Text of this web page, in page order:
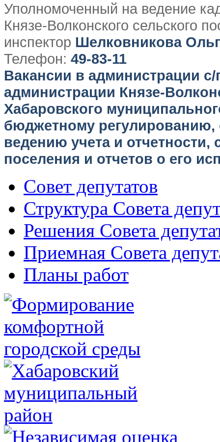
Уполномоченный на ведение
Князе-Волконского сельского
инспектор Шелковникова
Телефон: 49-83-11
Вакансии в администрации
администрации Князе-
Хабаровского
бюджетному регулированию,
ведению учета и
поселения и отчетов о его
Совет депутатов
Структура Совета
Решения Совета
Приемная Совета
Планы работ